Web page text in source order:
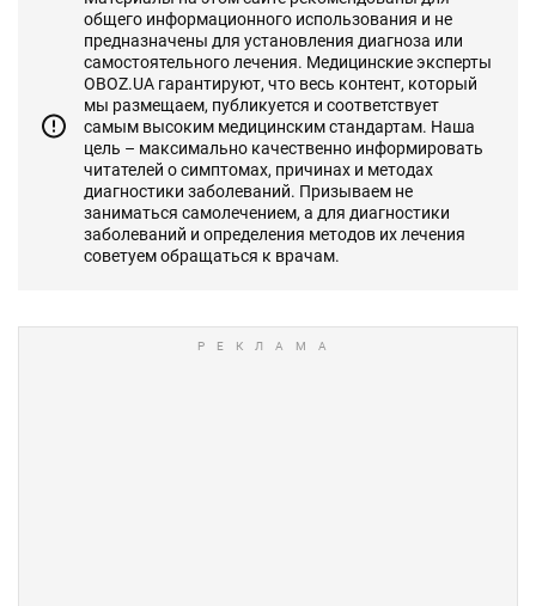
общего информационного использования и не
предназначены для установления диагноза или
самостоятельного лечения. Медицинские эксперты
OBOZ.UA гарантируют, что весь контент, который
мы размещаем, публикуется и соответствует
самым высоким медицинским стандартам. Наша
цель – максимально качественно информировать
читателей о симптомах, причинах и методах
диагностики заболеваний. Призываем не
заниматься самолечением, а для диагностики
заболеваний и определения методов их лечения
советуем обращаться к врачам.